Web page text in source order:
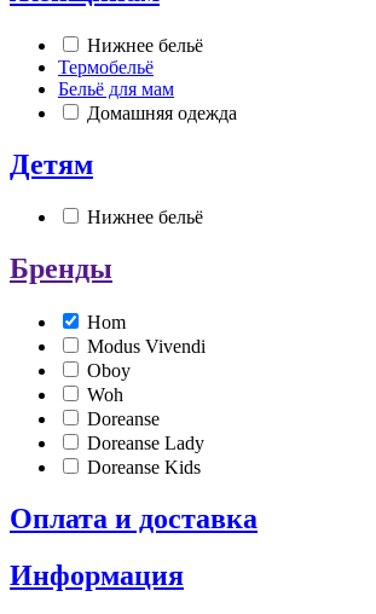
Нижнее бельё
Термобельё
Бельё для мам
Домашняя одежда
Детям
Нижнее бельё
Бренды
Hom
Modus Vivendi
Oboy
Woh
Doreanse
Doreanse Lady
Doreanse Kids
Оплата и доставка
Информация